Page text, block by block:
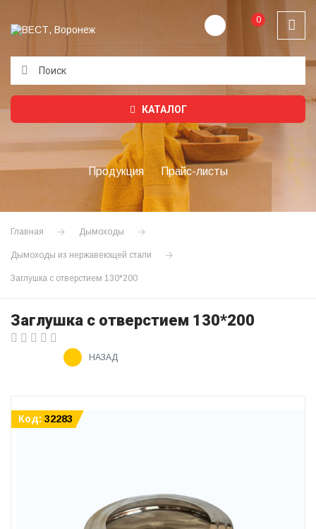
0
КАТАЛОГ
Продукция Прайс-листы
Главная Дымоходы
Дымоходы из нержавеющей стали
Заглушка с отверстием 130*200
Заглушка с отверстием 130*200
НАЗАД
Код: 32283